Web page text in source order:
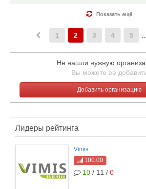
Показать ещё
1 2 3 4 5
Не нашли нужную
Вы можете ее
Добавить организацию
Лидеры рейтинга
Vimis
100.00
10 / 11 / 0